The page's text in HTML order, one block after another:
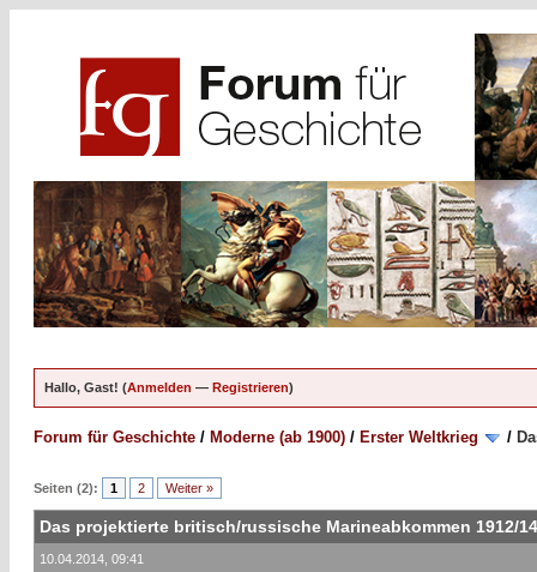
Hallo, Gast! (Anmelden — Registrieren)
Forum für Geschichte / Moderne (ab 1900) / Erster Weltkrieg /
Seiten (2): 1 2 Weiter »
Das projektierte britisch/russische Marineabkommen 1912/14
10.04.2014, 09:41